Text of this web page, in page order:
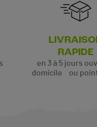
RAPIDE
en 3 à 5 jours
domicile ou